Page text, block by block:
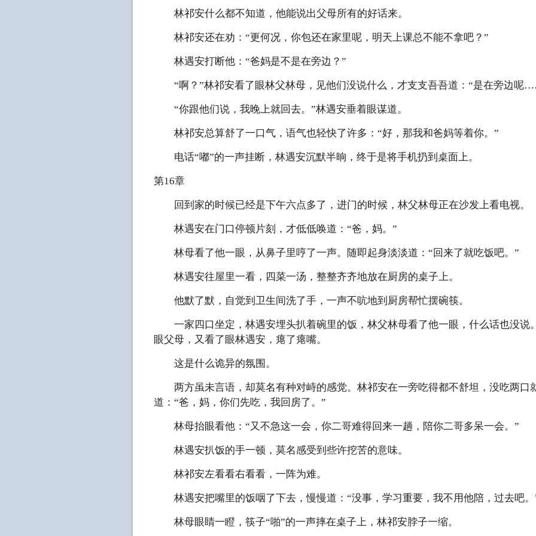
林祁安什么都不知道，他能说出父母所有的好话来。
林祁安还在劝：“更何况，你包还在家里呢，明天上课总不能不拿吧？”
林遇安打断他：“爸妈是不是在旁边？”
“啊？”林祁安看了眼林父林母，见他们没说什么，才支支吾吾道：“是在旁边呢
“你跟他们说，我晚上就回去。”林遇安垂着眼谋道。
林祁安总算舒了一口气，语气也轻快了许多：“好，那我和爸妈等着你。”
电话“嘟”的一声挂断，林遇安沉默半晌，终于是将手机扔到桌面上。
第16章
回到家的时候已经是下午六点多了，进门的时候，林父林母正在沙发上看电视。
林遇安在门口停顿片刻，才低低唤道：“爸，妈。”
林母看了他一眼，从鼻子里哼了一声。随即起身淡淡道：“回来了就吃饭吧。”
林遇安往屋里一看，四菜一汤，整整齐齐地放在厨房的桌子上。
他默了默，自觉到卫生间洗了手，一声不吭地到厨房帮忙摆碗筷。
一家四口坐定，林遇安埋头扒着碗里的饭，林父林母看了他一眼，什么话也没说
眼父母，又看了眼林遇安，瘪了瘪嘴。
这是什么诡异的氛围。
两方虽未言语，却莫名有种对峙的感觉。林祁安在一旁吃得都不舒坦，没吃两口
道：“爸，妈，你们先吃，我回房了。”
林母抬眼看他：“又不急这一会，你二哥难得回来一趟，陪你二哥多呆一会。”
林遇安扒饭的手一顿，莫名感受到些许挖苦的意味。
林祁安左看看右看看，一阵为难。
林遇安把嘴里的饭咽了下去，慢慢道：“没事，学习重要，我不用他陪，过去吧。
林母眼睛一瞪，筷子“啪”的一声摔在桌子上，林祁安脖子一缩。